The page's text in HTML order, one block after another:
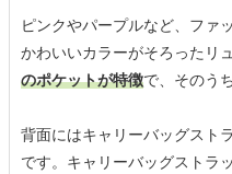
ピンクやパープルなど、ファ
かわいいカラーがそろったリ
のポケットが特徴で、そのう
背面にはキャリーバッグスト
です。キャリーバッグストラ